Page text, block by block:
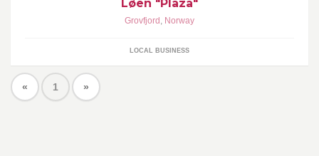
Løen "Plaza"
Grovfjord , Norway
LOCAL BUSINESS
« 1 »